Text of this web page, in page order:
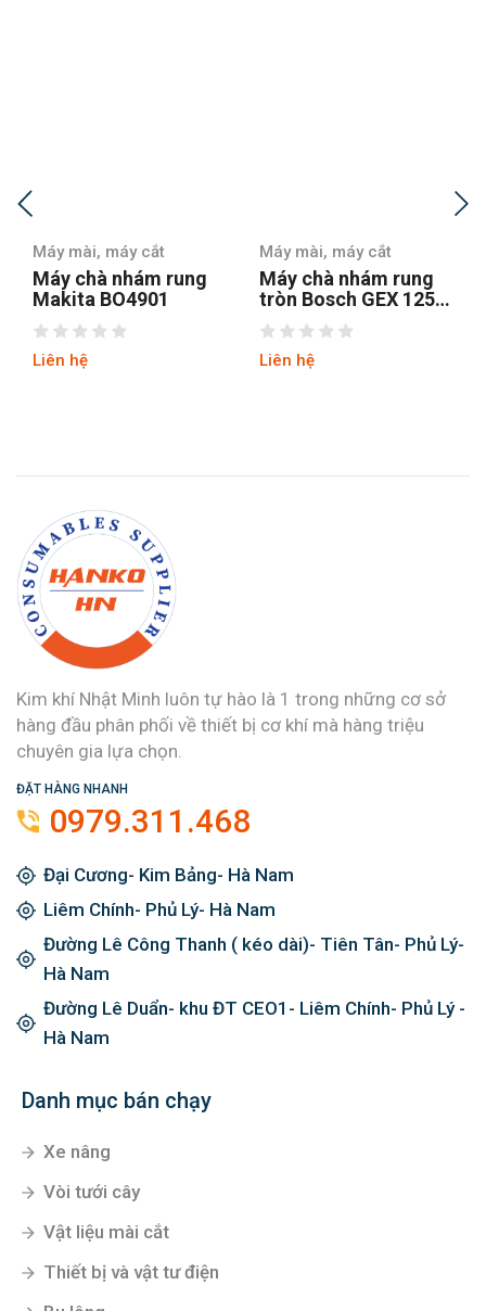
Máy mài, máy cắt
Máy chà nhám rung
tròn Bosch GEX 125-1
AE
Liên hệ
Máy mài, máy cắt
Máy chà nhám
Stanley SSS310-B1
Liên hệ
Kim khí Nhật Minh luôn tự hào là 1 trong những cơ sở
hàng đầu phân phối về thiết bị cơ khí mà hàng triệu
chuyên gia lựa chọn.
ĐẶT HÀNG NHANH
0979.311.468
Đại Cương- Kim Bảng- Hà Nam
Liêm Chính- Phủ Lý- Hà Nam
Đường Lê Công Thanh ( kéo dài)- Tiên Tân- Phủ Lý-
Hà Nam
Đường Lê Duẩn- khu ĐT CEO1- Liêm Chính- Phủ Lý -
Hà Nam
Danh mục bán chạy
Xe nâng
Vòi tưới cây
Vật liệu mài cắt
Thiết bị và vật tư điện